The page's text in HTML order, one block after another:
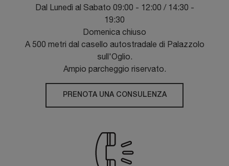
Dal Lunedì al Sabato 09:00 - 12:00 / 14:30 -
19:30
Domenica chiuso
A 500 metri dal casello autostradale di Palazzolo
sull'Oglio.
Ampio parcheggio riservato.
PRENOTA UNA CONSULENZA